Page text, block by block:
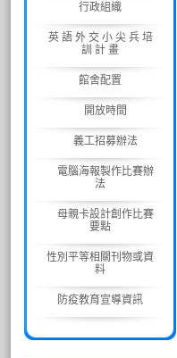
行政組織
英 語 外 交 小 尖 兵 培
訓 計 畫
館舍配置
開放時間
義工招募辦法
電腦海報製作比賽辦
法
母親卡設計創作比賽
要點
性別平等相關刊物或資
料
防疫教育宣導資訊